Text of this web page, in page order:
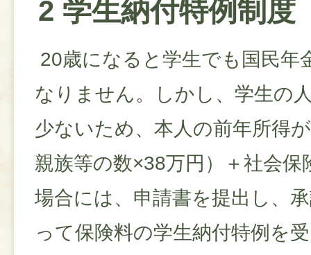
2 学生納付特例制度
20歳になると学生でも国民年
なりません。しかし、学生の
少ないため、本人の前年所得
親族等の数×38万円）＋社会保
場合には、申請書を提出し、
って保険料の学生納付特例を